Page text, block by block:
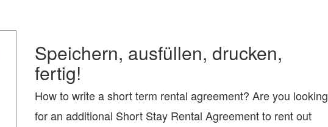
Speichern, ausfüllen, drucken,
fertig!
How to write a short term rental agreement? Are you looking
for an additional Short Stay Rental Agreement to rent out